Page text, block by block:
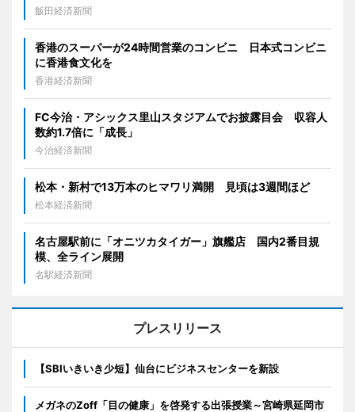
飯田経済新聞
香港のスーパーが24時間営業のコンビニ 日本式コンビニ
に香港食文化を
香港経済新聞
FC今治・アシックス里山スタジアムでお披露目会 収容人
数約1.7倍に「成長」
今治経済新聞
松本・新村で13万本のヒマワリ満開 見頃は3週間ほど
松本経済新聞
名古屋駅前に「オニツカタイガー」旗艦店 国内2番目規
模、全ライン展開
名駅経済新聞
プレスリリース
【SBIいきいき少短】仙台にビジネスセンターを新設
メガネのZoff「目の健康」を啓発する出張授業～宮崎県延岡市